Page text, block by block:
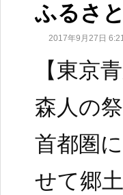
ふるさ
2017年9月27日
【東京
森人の
首都圏
せて郷